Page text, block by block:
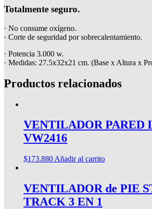
Totalmente seguro.
· No consume oxígeno.
· Corte de seguridad por sobrecalentamiento.
· Potencia 3.000 w.
· Medidas: 27.5x32x21 cm. (Base x Altura x
Productos relacionados
VENTILADOR PARED
VW2416
$173.880 Añadir al carrito
VENTILADOR de PIE
TRACK 3 EN 1